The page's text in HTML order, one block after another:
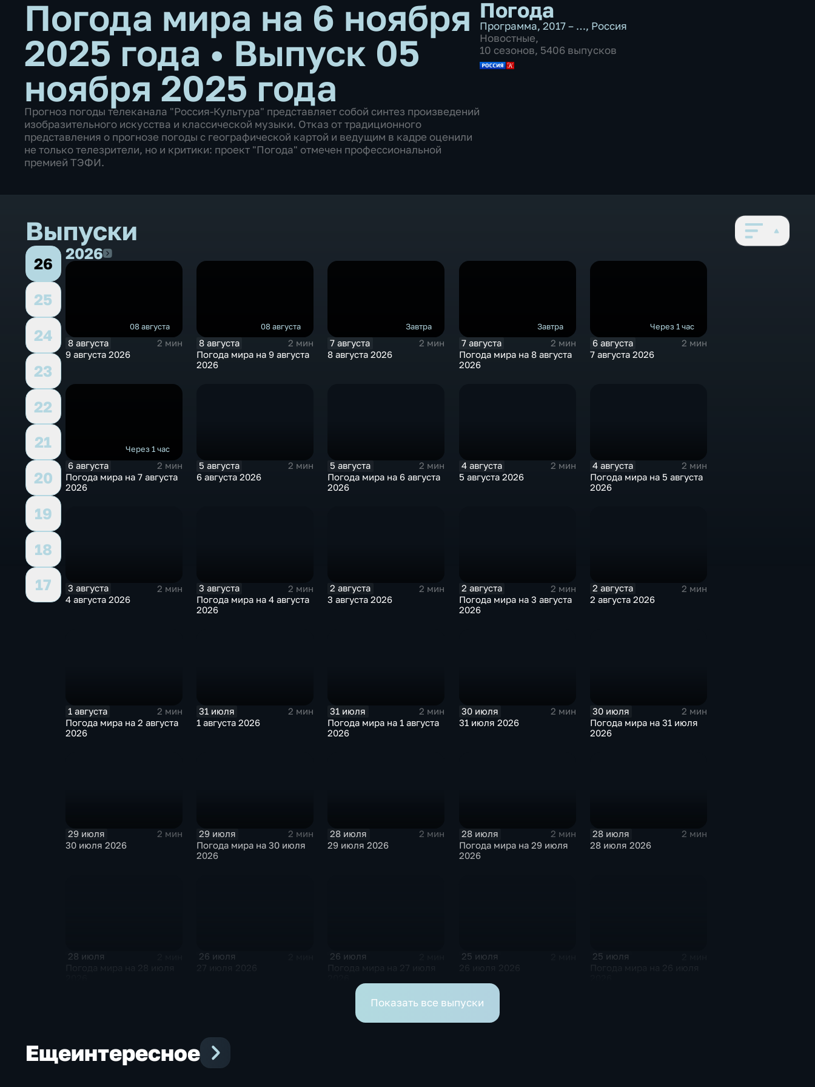
Погода мира на 6 ноября
2025 года • Выпуск 05
ноября 2025 года
Прогноз погоды телеканала "Россия-Культура" представляет собой синтез произведений
изобразительного искусства и классической музыки. Отказ от традиционного
представления о прогнозе погоды с географической картой и ведущим в кадре оценили
не только телезрители, но и критики: проект "Погода" отмечен профессиональной
премией ТЭФИ.
Погода
Программа, 2017 – …, Россия
Новостные,
10 сезонов, 5406 выпусков
Выпуски
26
25
24
23
22
21
20
19
18
17
20262026
08 августа
8 августа
2 мин
9 августа 2026
08 августа
8 августа
2 мин
Погода мира на 9 августа
2026
Завтра
7 августа
2 мин
8 августа 2026
Завтра
7 августа
2 мин
Погода мира на 8 августа
2026
Через 1 час
6 августа
2 мин
7 августа 2026
Через 1 час
6 августа
2 мин
Погода мира на 7 августа
2026
5 августа
2 мин
6 августа 2026
5 августа
2 мин
Погода мира на 6 августа
2026
4 августа
2 мин
5 августа 2026
4 августа
2 мин
Погода мира на 5 августа
2026
3 августа
2 мин
4 августа 2026
3 августа
2 мин
Погода мира на 4 августа
2026
2 августа
2 мин
3 августа 2026
2 августа
2 мин
Погода мира на 3 августа
2026
2 августа
2 мин
2 августа 2026
1 августа
2 мин
Погода мира на 2 августа
2026
31 июля
2 мин
1 августа 2026
31 июля
2 мин
Погода мира на 1 августа
2026
30 июля
2 мин
31 июля 2026
30 июля
2 мин
Погода мира на 31 июля
2026
29 июля
2 мин
30 июля 2026
29 июля
2 мин
Погода мира на 30 июля
2026
28 июля
2 мин
29 июля 2026
28 июля
2 мин
Погода мира на 29 июля
2026
28 июля
2 мин
28 июля 2026
28 июля 26 июля 26 июля 25 июля 25 июля
Показать все выпуски
Ещеинтересное